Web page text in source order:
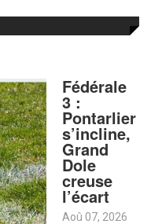
Fédérale
3 :
Pontarlier
s’incline,
Grand
Dole
creuse
l’écart
Aoû 07, 2026